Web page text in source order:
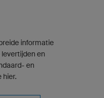
informatie
en
en
hier.